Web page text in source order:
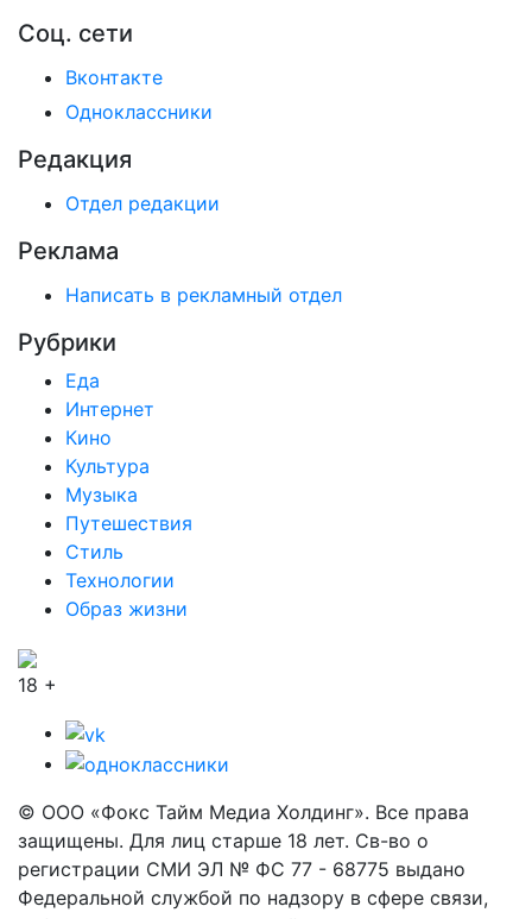
Соц. сети
Вконтакте
Одноклассники
Редакция
Отдел редакции
Реклама
Написать в рекламный отдел
Рубрики
Еда
Интернет
Кино
Культура
Музыка
Путешествия
Стиль
Технологии
Образ жизни
18 +
© ООО «Фокс Тайм Медиа Холдинг». Все права
защищены. Для лиц старше 18 лет. Св-во о
регистрации СМИ ЭЛ № ФС 77 - 68775 выдано
Федеральной службой по надзору в сфере связи,